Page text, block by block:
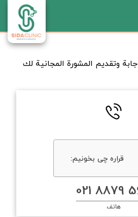
وتقديم المشورة المجانية لك
قراره چی بخونیم:
هاتف